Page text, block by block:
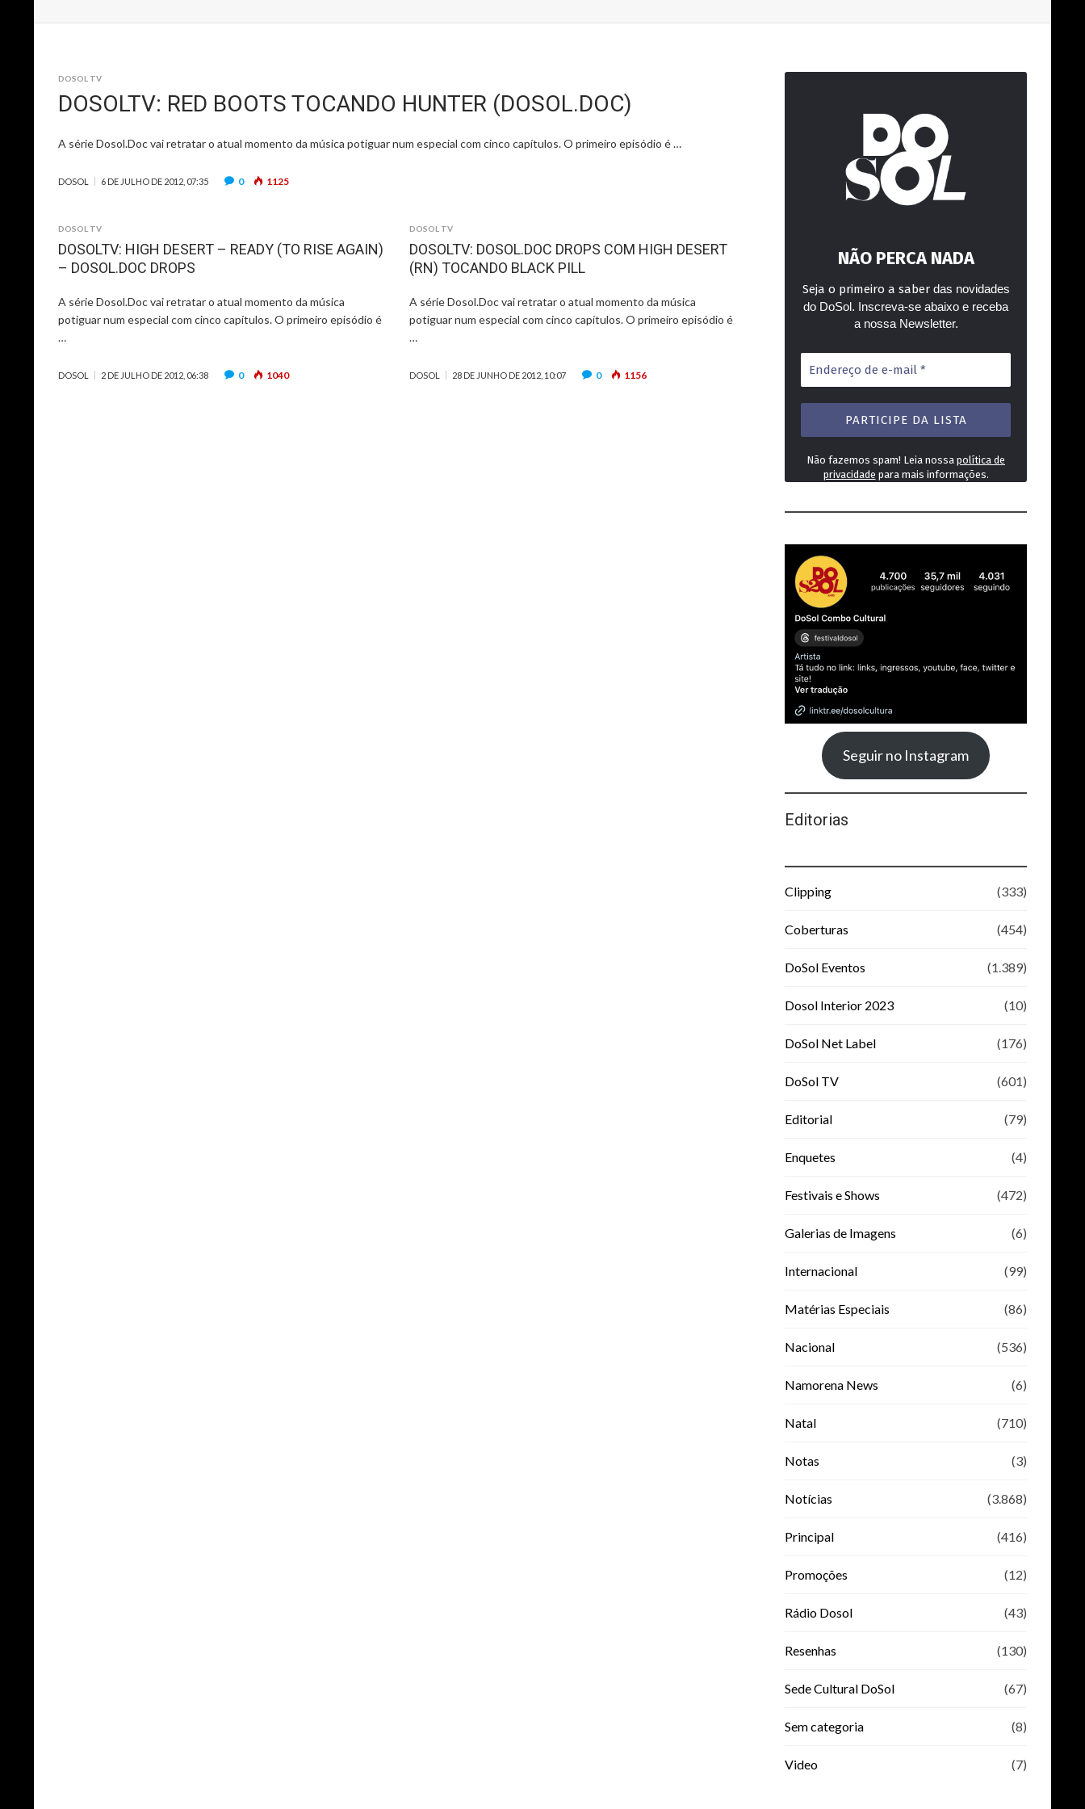
DOSOL TV
DOSOLTV: RED BOOTS TOCANDO HUNTER (DOSOL.DOC)
A série Dosol.Doc vai retratar o atual momento da música potiguar num especial com cinco capítulos. O primeiro episódio é …
DOSOL 6 DE JULHO DE 2012, 07:35 0 1125
DOSOL TV
DOSOLTV: HIGH DESERT – READY (TO RISE AGAIN)
– DOSOL.DOC DROPS
A série Dosol.Doc vai retratar o atual momento da música
potiguar num especial com cinco capítulos. O primeiro episódio é
…
DOSOL 2 DE JULHO DE 2012, 06:38 0 1040
DOSOL TV
DOSOLTV: DOSOL.DOC DROPS COM HIGH DESERT
(RN) TOCANDO BLACK PILL
A série Dosol.Doc vai retratar o atual momento da música
potiguar num especial com cinco capítulos. O primeiro episódio é
…
DOSOL 28 DE JUNHO DE 2012, 10:07 0 1156
NÃO PERCA NADA
Seja o primeiro a saberdas novidades
do DoSol. Inscreva-se abaixo e receba
a nossa Newsletter.
Endereço
de
e-
mail
Não fazemos spam! Leia nossa política de
privacidade para mais informações.
Seguir no Instagram
Editorias
Clipping (333)
Coberturas (454)
DoSol Eventos (1.389)
Dosol Interior 2023 (10)
DoSol Net Label (176)
DoSol TV (601)
Editorial (79)
Enquetes (4)
Festivais e Shows (472)
Galerias de Imagens (6)
Internacional (99)
Matérias Especiais (86)
Nacional (536)
Namorena News (6)
Natal (710)
Notas (3)
Notícias (3.868)
Principal (416)
Promoções (12)
Rádio Dosol (43)
Resenhas (130)
Sede Cultural DoSol (67)
Sem categoria (8)
Video (7)